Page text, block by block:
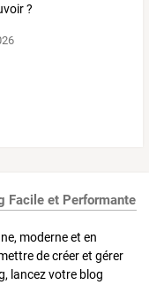
?
Facile et Performante
moderne et en
de créer et gérer
lancez votre blog